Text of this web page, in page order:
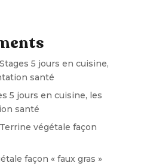
Stages 5 jours en cuisine,
santé
5 jours en cuisine, les
santé
Terrine végétale façon
façon « faux gras »